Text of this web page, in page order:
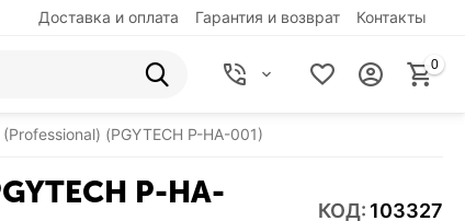
Доставка и оплата Гарантия и возврат Контакты
0
(PGYTECH P-HA-001)
P-HA-
КОД: 103327